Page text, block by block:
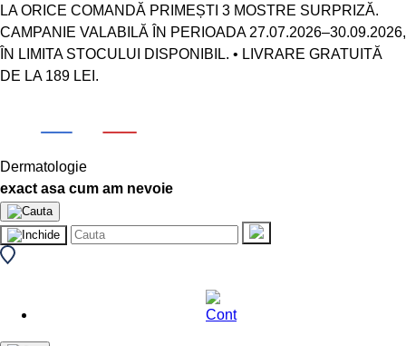
LA ORICE COMANDĂ PRIMEȘTI 3 MOSTRE SURPRIZĂ.
CAMPANIE VALABILĂ ÎN PERIOADA 27.07.2026–30.09.2026,
ÎN LIMITA STOCULUI DISPONIBIL. • LIVRARE GRATUITĂ
DE LA 189 LEI.
Dermatologie
exact asa cum am nevoie